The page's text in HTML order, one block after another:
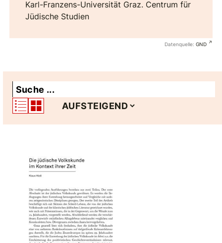
Karl-Franzens-Universität Graz. Centrum für
Jüdische Studien
Datenquelle:GND